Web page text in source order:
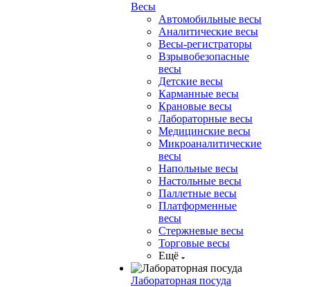
Весы
Автомобильные весы
Аналитические весы
Весы-регистраторы
Взрывобезопасные
весы
Детские весы
Карманные весы
Крановые весы
Лабораторные весы
Медицинские весы
Микроаналитические
весы
Напольные весы
Настольные весы
Паллетные весы
Платформенные
весы
Стержневые весы
Торговые весы
Ещё
Лабораторная посуда